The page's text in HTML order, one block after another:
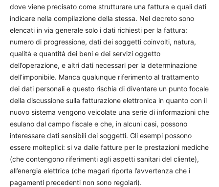
dove viene precisato come strutturare una fattura e quali dati
indicare nella compilazione della stessa. Nel decreto sono
elencati in via generale solo i dati richiesti per la fattura:
numero di progressione, dati dei soggetti coinvolti, natura,
qualità e quantità dei beni e dei servizi oggetto
dell’operazione, e altri dati necessari per la determinazione
dell’imponibile. Manca qualunque riferimento al trattamento
dei dati personali e questo rischia di diventare un punto focale
della discussione sulla fatturazione elettronica in quanto con il
nuovo sistema vengono veicolate una serie di informazioni che
esulano dal campo fiscale e che, in alcuni casi, possono
interessare dati sensibili dei soggetti. Gli esempi possono
essere molteplici: si va dalle fatture per le prestazioni mediche
(che contengono riferimenti agli aspetti sanitari del cliente),
all’energia elettrica (che magari riporta l’avvertenza che i
pagamenti precedenti non sono regolari).